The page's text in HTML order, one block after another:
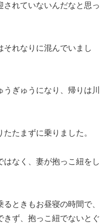
れていないんだなと思っ
それなりに混んでいまし
ぎゅうになり、帰りは川
たまずに乗りました。
なく、妻が抱っこ紐をし
ときもお昼寝の時間で、
きず、抱っこ紐でないとぐ